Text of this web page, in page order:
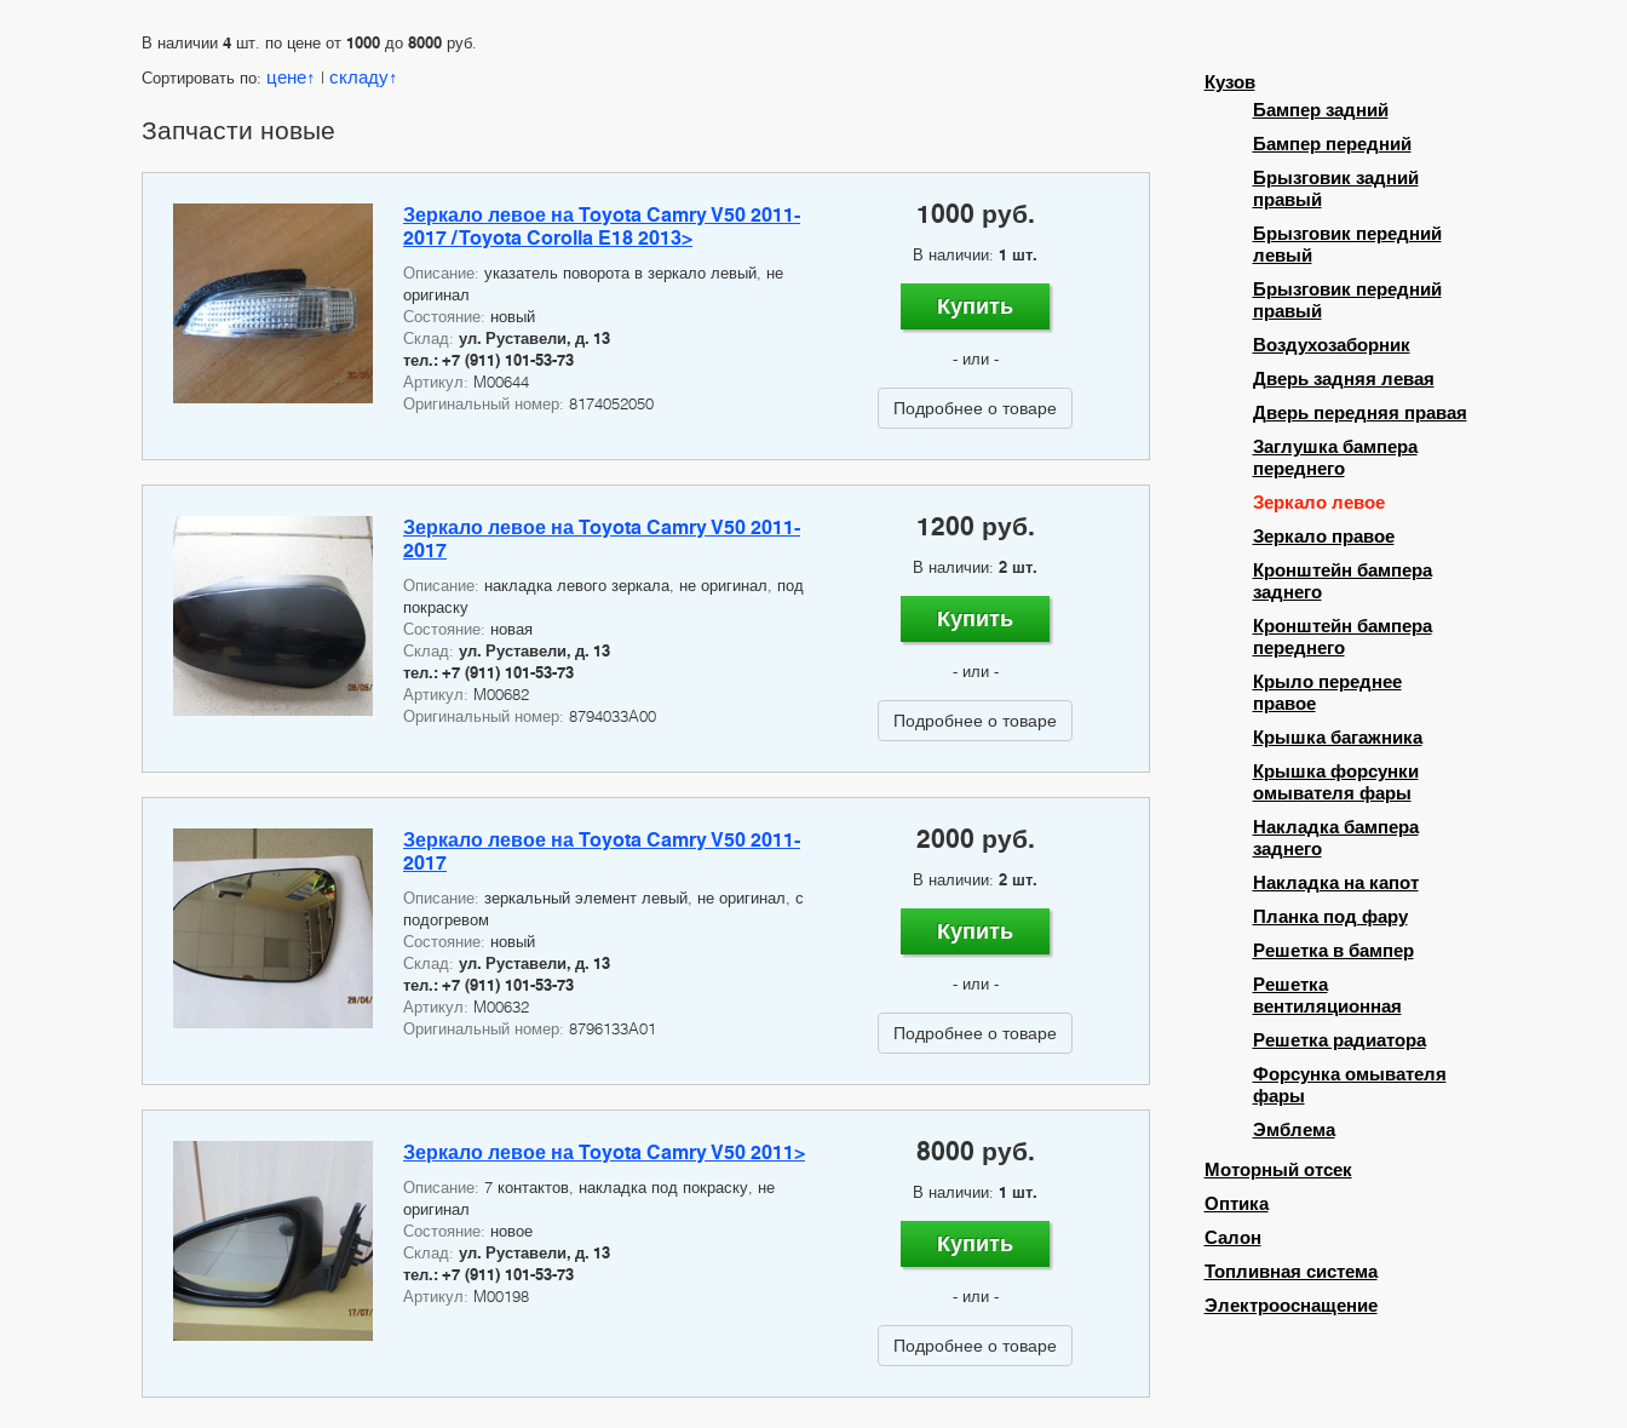
В наличии 4 шт. по цене от 1000 до 8000 руб.
Сортировать по: цене | складу
Запчасти новые
Зеркало левое на Toyota Camry V50 2011-
2017 / Toyota Corolla E18 2013>
Описание: указатель поворота в зеркало левый, не
оригинал
Состояние: новый
Склад: ул. Руставели, д. 13
тел.: +7 (911) 101-53-73
Артикул: M00644
Оригинальный номер: 8174052050
1000 руб.
В наличии: 1 шт.
Купить
- или -
Подробнее о товаре
Зеркало левое на Toyota Camry V50 2011-
2017
Описание: накладка левого зеркала, не оригинал, под
покраску
Состояние: новая
Склад: ул. Руставели, д. 13
тел.: +7 (911) 101-53-73
Артикул: M00682
Оригинальный номер: 8794033A00
1200 руб.
В наличии:2 шт.
Купить
- или -
Подробнее о товаре
Зеркало левое на Toyota Camry V50 2011-
2017
Описание: зеркальный элемент левый, не оригинал, с
подогревом
Состояние: новый
Склад: ул. Руставели, д. 13
тел.: +7 (911) 101-53-73
Артикул: M00632
Оригинальный номер: 8796133A01
2000 руб.
В наличии:2 шт.
Купить
- или -
Подробнее о товаре
Зеркало левое на Toyota Camry V50 2011>
Описание: 7 контактов, накладка под покраску, не
оригинал
Состояние: новое
Склад: ул. Руставели, д. 13
тел.: +7 (911) 101-53-73
Артикул: M00198
8000 руб.
В наличии: 1 шт.
Купить
- или -
Подробнее о товаре
Кузов
Бампер задний
Бампер передний
Брызговик задний
правый
Брызговик передний
левый
Брызговик передний
правый
Воздухозаборник
Дверь задняя левая
Дверь передняя правая
Заглушка бампера
переднего
Зеркало левое
Зеркало правое
Кронштейн бампера
заднего
Кронштейн бампера
переднего
Крыло переднее
правое
Крышка багажника
Крышка форсунки
омывателя фары
Накладка бампера
заднего
Накладка на капот
Планка под фару
Решетка в бампер
Решетка
вентиляционная
Решетка радиатора
Форсунка омывателя
фары
Эмблема
Моторный отсек
Оптика
Салон
Топливная система
Электрооснащение